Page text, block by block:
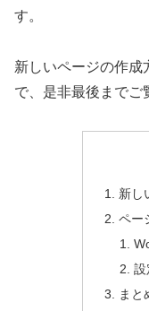
す。
新しいページの作成
で、是非最後までご
新し
ペー
設
まと